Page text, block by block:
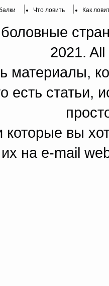
Что ловить Как
2021.
материалы,
есть
вы
их на e-mail